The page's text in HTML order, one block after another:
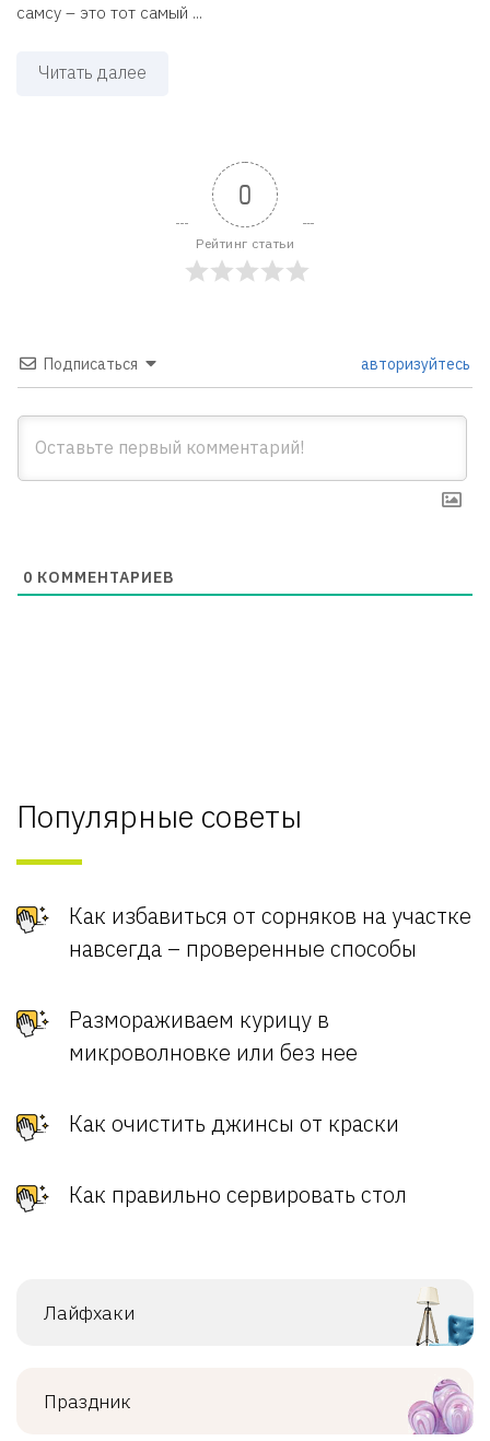
самсу – это тот самый ...
Читать далее
0
Рейтинг статьи
Подписаться авторизуйтесь
0 КОММЕНТАРИЕВ
Популярные советы
Как избавиться от сорняков на участке
навсегда – проверенные способы
Размораживаем курицу в
микроволновке или без нее
Как очистить джинсы от краски
Как правильно сервировать стол
Лайфхаки
Праздник